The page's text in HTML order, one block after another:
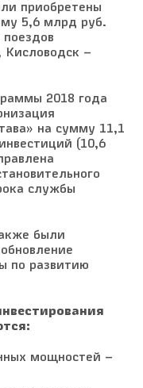
приобретены
5,6 млрд руб.
–
2018 года
на сумму 11,1
(10,6
службы
были
по развитию
мощностей –